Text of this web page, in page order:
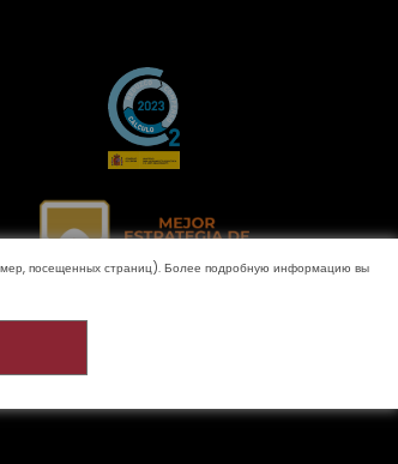
посещенных страниц). Более подробную информацию вы
и окружающая среда